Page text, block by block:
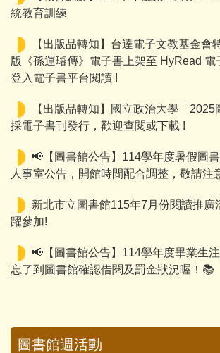
統教育訓練
【出版品轉知】台達電子文教基金會
版《孫運璿傳》電子書上架至 HyRead 電
登入電子書平台閱讀 !
【出版品轉知】國立政治大學「2025
採電子書刊發行，歡迎查閱或下載 !
📢【圖書館公告】114學年度暑假圖
人事室公告，開館時間配合調整，敬請注
新北市立圖書館115年7月份閱讀推廣
躍參加!
📢【圖書館公告】114學年度畢業生
忘了到圖書館確認借閱及罰金狀況喔！📚
圖書館週活動